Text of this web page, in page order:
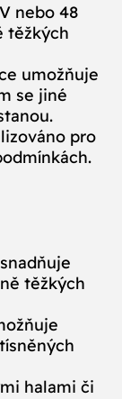
nebo 48
těžkých
umožňuje
se jiné
pro
těžkých
halami či